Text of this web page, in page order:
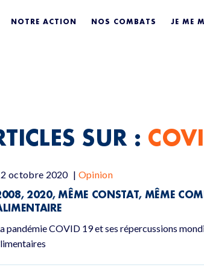
NOTRE ACTION NOS COMBATS JE ME
SUR :
octobre 2020 | Opinion
2020, MÊME CONSTAT, MÊME
pandémie COVID 19 et ses répercussions